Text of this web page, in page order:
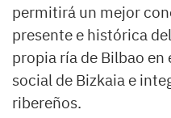
permitirá un mejor
presente e histórica
propia ría de Bilbao
social de Bizkaia e
ribereños.